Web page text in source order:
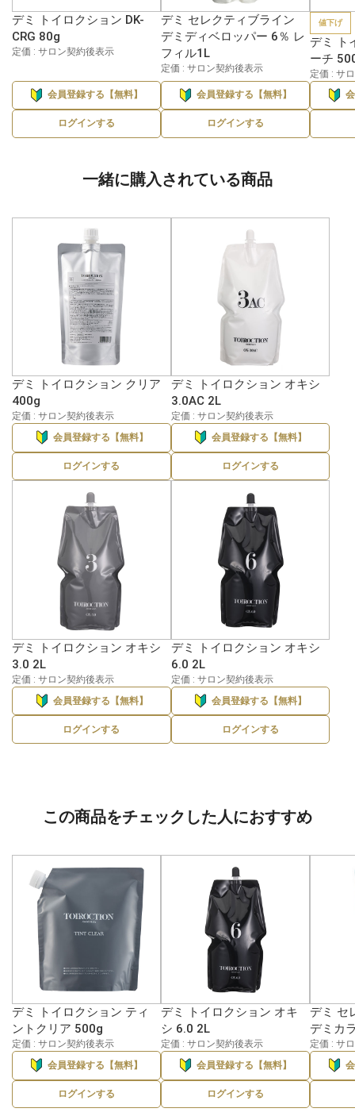
デミ トイロクション DK-
CRG 80g
定価 : サロン契約後表示
会員登録する【無料】
ログインする
デミ セレクティブライン
デミディベロッパー 6％ レ
フィル1L
定価 : サロン契約後表示
会員登録する【無料】
ログインする
値下げ
デミ ト
ーチ
定価 : サ
一緒に購入されている商品
デミ トイロクション クリア
400g
定価 : サロン契約後表示
会員登録する【無料】
ログインする
デミ トイロクション オキシ
3.0AC 2L
定価 : サロン契約後表示
会員登録する【無料】
ログインする
デミ トイロクション オキシ
3.0 2L
定価 : サロン契約後表示
会員登録する【無料】
ログインする
デミ トイロクション オキシ
6.0 2L
定価 : サロン契約後表示
会員登録する【無料】
ログインする
この商品をチェックした人におすすめ
デミ トイロクション ティ
ントクリア 500g
定価 : サロン契約後表示
会員登録する【無料】
ログインする
デミ トイロクション オキ
シ 6.0 2L
定価 : サロン契約後表示
会員登録する【無料】
ログインする
デミ セ
デミカ
定価 : サ